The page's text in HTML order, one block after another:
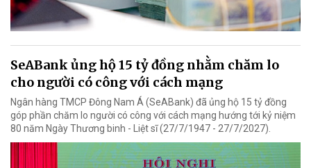
SeABank ủng hộ 15 tỷ đồng nhằm chăm lo
cho người có công với cách mạng
Ngân hàng TMCP Đông Nam Á (SeABank) đã ủng hộ 15 tỷ đồng
góp phần chăm lo người có công với cách mạng hướng tới kỷ niệm
80 năm Ngày Thương binh - Liệt sĩ (27/7/1947 - 27/7/2027).